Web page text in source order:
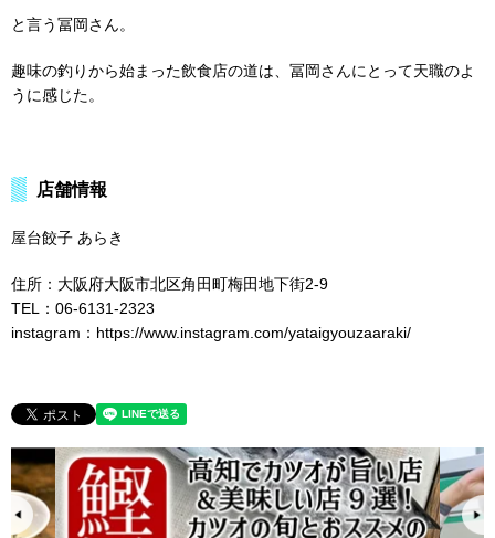
と言う冨岡さん。
趣味の釣りから始まった飲食店の道は、冨岡さんにとって天職のよ
うに感じた。
店舗情報
屋台餃子 あらき
住所：大阪府大阪市北区角田町梅田地下街2-9
TEL：06-6131-2323
instagram：https://www.instagram.com/yataigyouzaaraki/